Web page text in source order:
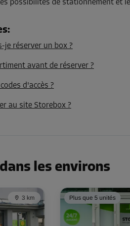
Dès
m Haut:3,08
m Haut:3,08
Dès
possibilités de stationnement et
:
je réserver un box ?
avant de réserver ?
d'accès ?
au site Storebox ?
les environs
3 km Plus que 5 unités